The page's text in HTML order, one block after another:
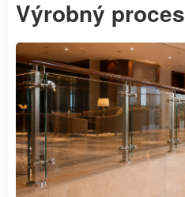
Výrobný proces